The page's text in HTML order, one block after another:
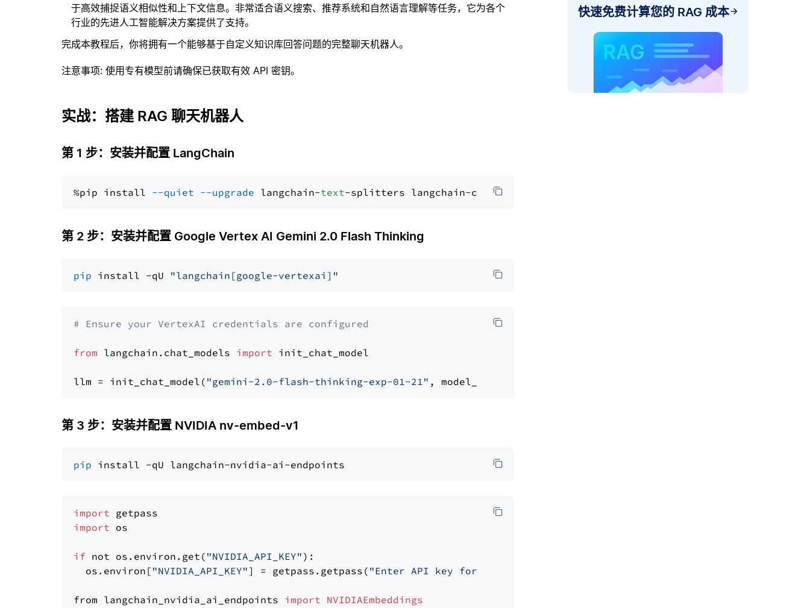
于高效捕捉语义相似性和上下文信息。非常适合语义搜索、推荐系统和自然语言理解等任务，它为各个
行业的先进人工智能解决方案提供了支持。
完成本教程后，你将拥有一个能够基于自定义知识库回答问题的完整聊天机器人。
注意事项: 使用专有模型前请确保已获取有效 API 密钥。
实战：搭建 RAG 聊天机器人
第 1 步：安装并配置 LangChain
%pip install --quiet --upgrade langchain-text
第 2 步：安装并配置 Google Vertex AI Gemini 2.0 Flash Thinking
pip install -qU "langchain[google-vertexai]"
# Ensure your VertexAI credentials are configured
from langchain.chat_models import init_chat_model
llm = init_chat_model( "gemini-2.0-flash-thinking-exp-01-21" , model_provider=
第 3 步：安装并配置 NVIDIA nv-embed-v1
pip
import
import os
if not os.environ.get( "NVIDIA_API_KEY" ):
  os.environ[
"NVIDIA_API_KEY"] = getpass.getpass( "Enter API key for NVIDIA: "
from langchain_nvidia_ai_endpoints import NVIDIAEmbeddings
快速免费计算您的 RAG 成本